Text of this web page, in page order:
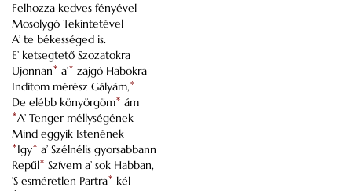
Felhozza kedves fényével
Mosolygó Tekíntetével
A’ te békességed is.
E’ ketsegtető Szozatokra
Ujonnan* a’* zajgó Habokra
Indítom mérész Gályám,*
De elébb könyörgöm* ám
*A’ Tenger méllységének
Mind eggyik Istenének
*Igy* a’ Szélnélis gyorsabbann
Repűl* Szívem a’ sok Habban,
’S esméretlen Partra* kél